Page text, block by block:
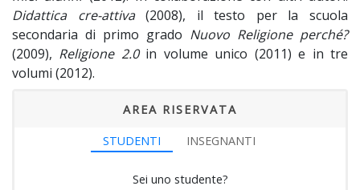
Didattica cre-attiva(2008), il testo per la scuola
secondaria di primo grado Nuovo Religione perché?
(2009), Religione 2.0in volume unico (2011) e in tre
volumi (2012).
AREA RISERVATA
STUDENTI INSEGNANTI
Sei uno studente?